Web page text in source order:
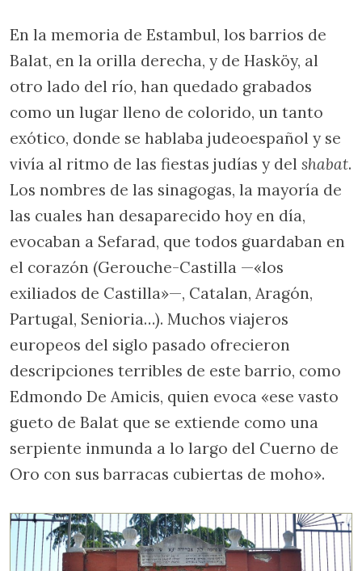
En la memoria de Estambul, los barrios de
Balat, en la orilla derecha, y de Hasköy, al
otro lado del río, han quedado grabados
como un lugar lleno de colorido, un tanto
exótico, donde se hablaba judeoespañol y se
vivía al ritmo de las fiestas judías y del shabat.
Los nombres de las sinagogas, la mayoría de
las cuales han desaparecido hoy en día,
evocaban a Sefarad, que todos guardaban en
el corazón (Gerouche-Castilla —«los
exiliados de Castilla»—, Catalan, Aragón,
Partugal, Senioria…). Muchos viajeros
europeos del siglo pasado ofrecieron
descripciones terribles de este barrio, como
Edmondo De Amicis, quien evoca «ese vasto
gueto de Balat que se extiende como una
serpiente inmunda a lo largo del Cuerno de
Oro con sus barracas cubiertas de moho».